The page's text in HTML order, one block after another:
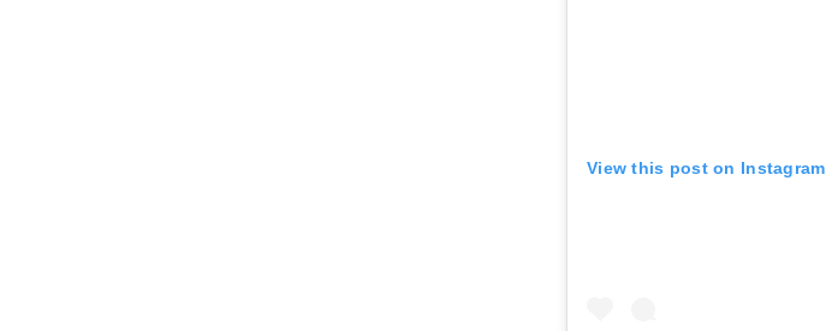
View this post on Instagram